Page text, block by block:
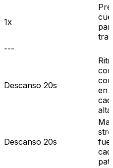
1x
---
Descanso 20s
en
alta.
Descanso 20s